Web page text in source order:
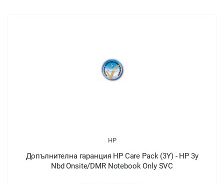
HP
Допълнителна гаранция HP Care Pack (3Y) - HP 3y
Nbd Onsite/DMR Notebook Only SVC